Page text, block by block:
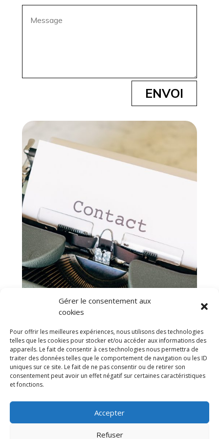
Gérer le consentement aux
cookies
Pour offrir les meilleures expériences, nous utilisons des technologies
telles que les cookies pour stocker et/ou accéder aux informations des
appareils. Le fait de consentir à ces technologies nous permettra de
traiter des données telles que le comportement de navigation ou les ID
uniques sur ce site. Le fait de ne pas consentir ou de retirer son
consentement peut avoir un effet négatif sur certaines caractéristiques
et fonctions.
Accepter
Refuser
ENVOI